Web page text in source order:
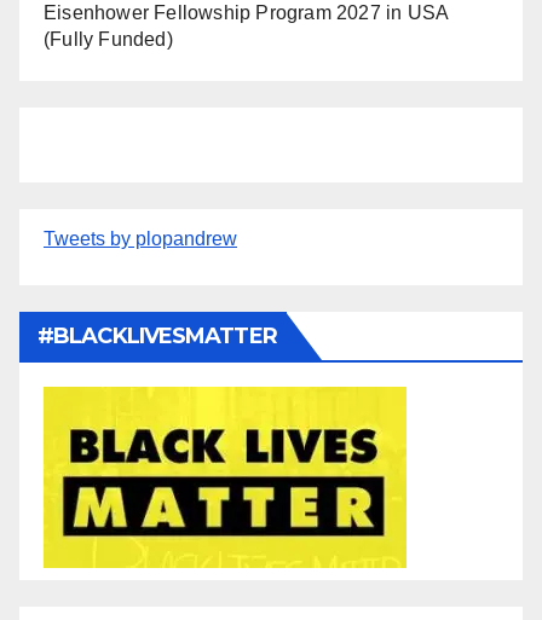
Eisenhower Fellowship Program 2027 in USA
(Fully Funded)
Tweets by plopandrew
#BLACKLIVESMATTER